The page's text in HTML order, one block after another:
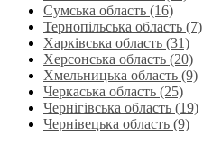
Сумська область‎ (16)
Тернопільська область‎ (7)
Харківська область‎ (31)
Херсонська область‎ (20)
Хмельницька область‎ (9)
Черкаська область‎ (25)
Чернігівська область (19)
Чернівецька область (9)